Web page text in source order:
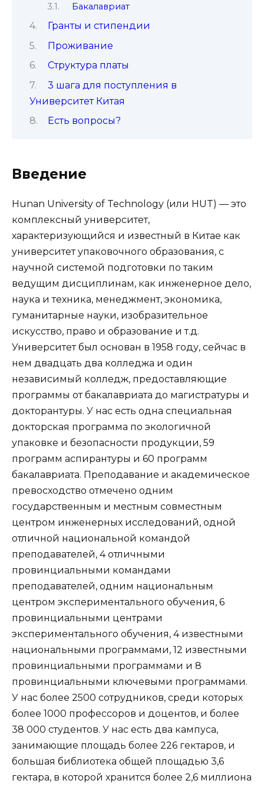
Бакалавриат
Гранты и стипендии
Проживание
Структура платы
3 шага для поступления в
Университет Китая
Есть вопросы?
Введение
Hunan University of Technology (или HUT) — это
комплексный университет,
характеризующийся и известный в Китае как
университет упаковочного образования, с
научной системой подготовки по таким
ведущим дисциплинам, как инженерное дело,
наука и техника, менеджмент, экономика,
гуманитарные науки, изобразительное
искусство, право и образование и т.д.
Университет был основан в 1958 году, сейчас в
нем двадцать два колледжа и один
независимый колледж, предоставляющие
программы от бакалавриата до магистратуры и
докторантуры. У нас есть одна специальная
докторская программа по экологичной
упаковке и безопасности продукции, 59
программ аспирантуры и 60 программ
бакалавриата. Преподавание и академическое
превосходство отмечено одним
государственным и местным совместным
центром инженерных исследований, одной
отличной национальной командой
преподавателей, 4 отличными
провинциальными командами
преподавателей, одним национальным
центром экспериментального обучения, 6
провинциальными центрами
экспериментального обучения, 4 известными
национальными программами, 12 известными
провинциальными программами и 8
провинциальными ключевыми программами.
У нас более 2500 сотрудников, среди которых
более 1000 профессоров и доцентов, и более
38 000 студентов. У нас есть два кампуса,
занимающие площадь более 226 гектаров, и
большая библиотека общей площадью 3,6
гектара, в которой хранится более 2,6 миллиона